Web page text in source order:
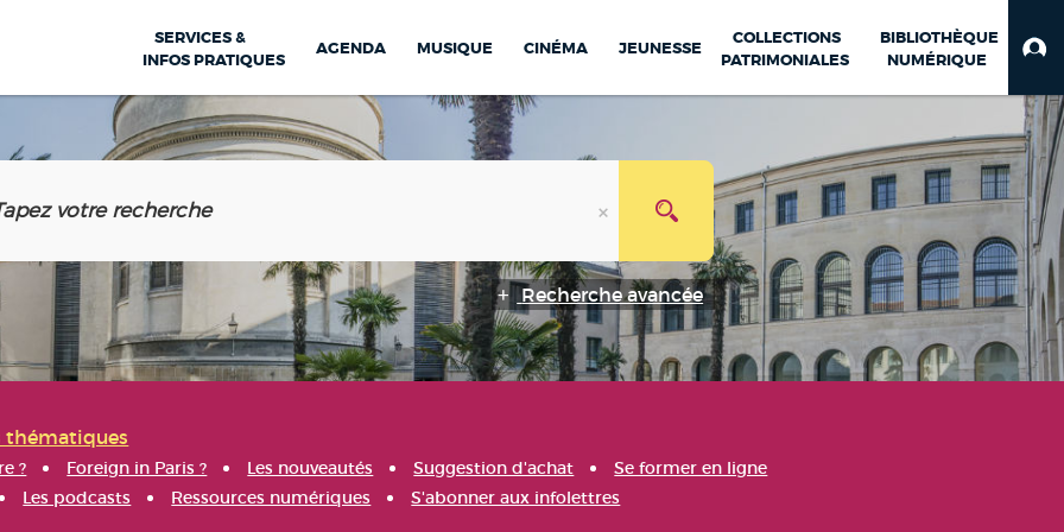
SERVICES &
INFOS PRATIQUES
AGENDA MUSIQUE CINÉMA JEUNESSE
COLLECTIONS
PATRIMONIALES
BIBLIOTHÈQUE
NUMÉRIQUE
Recherche avancée
thématiques
? Foreign in Paris ? Les nouveautés Suggestion d'achat
Se former en ligne
Les podcasts Ressources numériques S'abonner aux infolettres